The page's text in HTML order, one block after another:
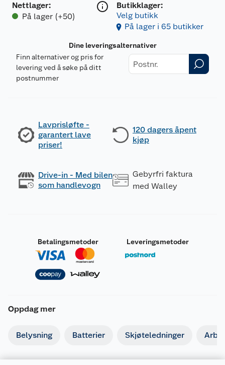
Nettlager:
På lager (+50)
Butikklager:
Velg butikk
På lager i 65 butikker
Dine leveringsalternativer
Finn alternativer og pris for
levering ved å søke på ditt
postnummer
Lavprisløfte -
garantert lave
priser!
120 dagers åpent
kjøp
Drive-in - Med bilen
som handlevogn
Gebyrfri faktura
med Walley
Betalingsmetoder Leveringsmetoder
Oppdag mer
Belysning Batterier Skjøteledninger